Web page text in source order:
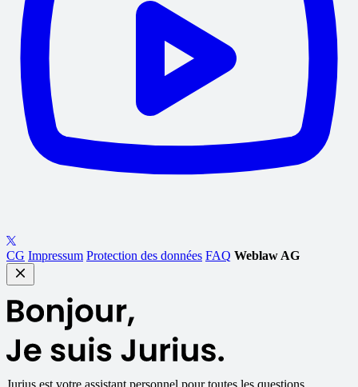
CG Impressum Protection des données FAQ Weblaw AG